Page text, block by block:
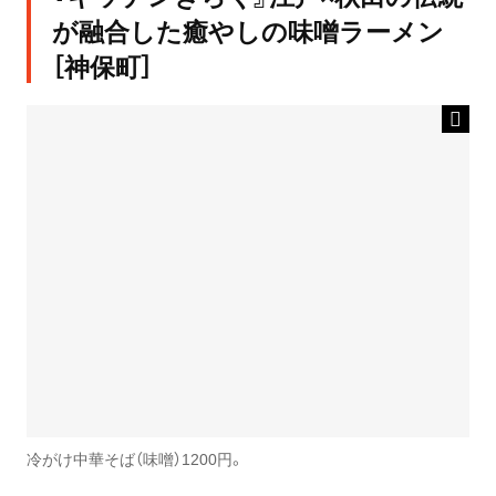
が融合した癒やしの味噌ラーメン
［神保町］
冷がけ中華そば（味噌）1200円。